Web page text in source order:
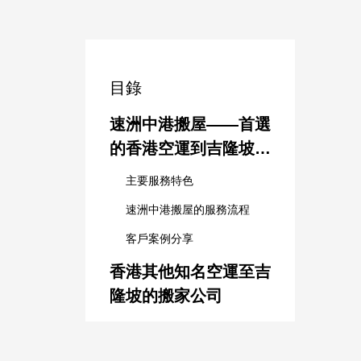
目錄
速洲中港搬屋——首選
的香港空運到吉隆坡搬
家公司
主要服務特色
速洲中港搬屋的服務流程
客戶案例分享
香港其他知名空運至吉
隆坡的搬家公司